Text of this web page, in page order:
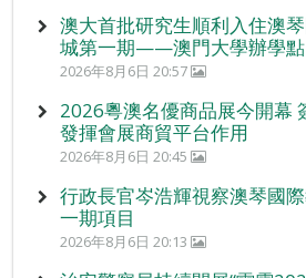
澳大首批研究生順利入住澳琴
城第一期——澳門大學辦學點
2026年8月6日 20:57
2026粵澳名優商品展今開幕
發揮會展商貿平台作用
2026年8月6日 20:45
行政長官岑浩輝視察澳琴國
一期項目
2026年8月6日 20:13